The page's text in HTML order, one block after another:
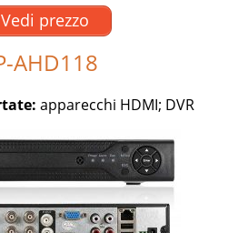
Vedi prezzo
AHD118
apparecchi HDMI; DVR